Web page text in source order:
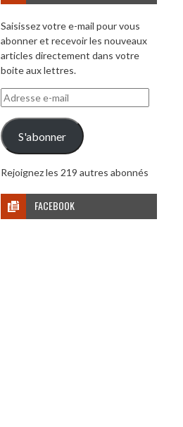
Saisissez votre e-mail pour vous
abonner et recevoir les nouveaux
articles directement dans votre
boite aux lettres.
Adresse
e-
mail
S'abonner
Rejoignez les 219 autres abonnés
FACEBOOK